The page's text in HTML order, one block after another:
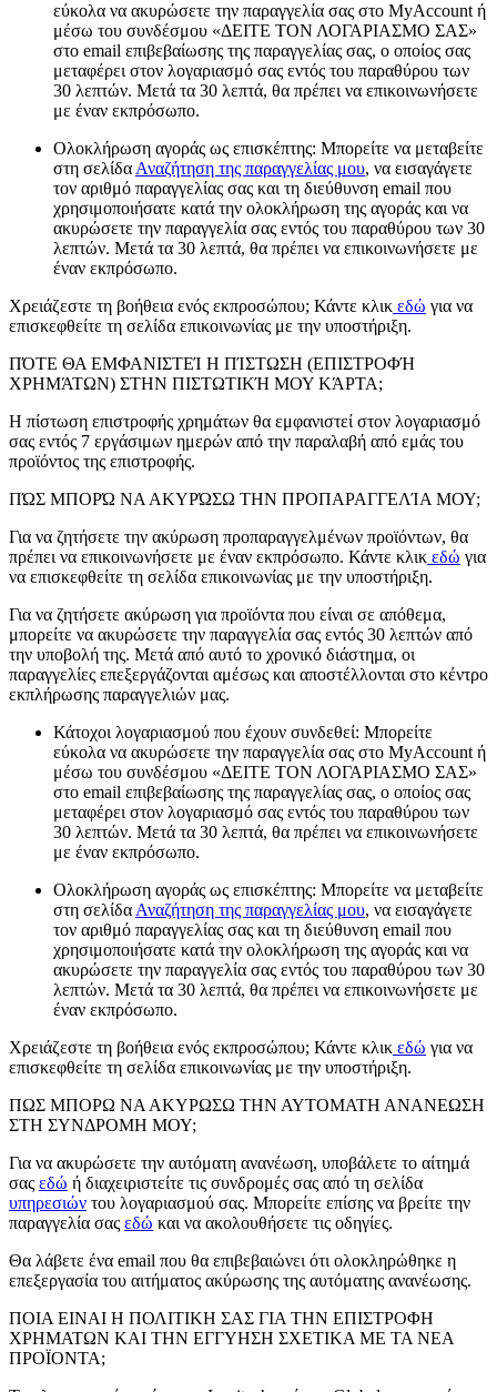
εύκολα να ακυρώσετε την παραγγελία σας στο MyAccount ή
μέσω του συνδέσμου «ΔΕΙΤΕ ΤΟΝ ΛΟΓΑΡΙΑΣΜΟ ΣΑΣ»
στο email επιβεβαίωσης της παραγγελίας σας, ο οποίος σας
μεταφέρει στον λογαριασμό σας εντός του παραθύρου των
30 λεπτών. Μετά τα 30 λεπτά, θα πρέπει να επικοινωνήσετε
με έναν εκπρόσωπο.
Ολοκλήρωση αγοράς ως επισκέπτης: Μπορείτε να μεταβείτε
στη σελίδα Αναζήτηση της παραγγελίας μου, να εισαγάγετε
τον αριθμό παραγγελίας σας και τη διεύθυνση email που
χρησιμοποιήσατε κατά την ολοκλήρωση της αγοράς και να
ακυρώσετε την παραγγελία σας εντός του παραθύρου των 30
λεπτών. Μετά τα 30 λεπτά, θα πρέπει να επικοινωνήσετε με
έναν εκπρόσωπο.
Χρειάζεστε τη βοήθεια ενός εκπροσώπου; Κάντε κλικ εδώ για να
επισκεφθείτε τη σελίδα επικοινωνίας με την υποστήριξη.
ΠΌΤΕ ΘΑ ΕΜΦΑΝΙΣΤΕΊ Η ΠΊΣΤΩΣΗ (ΕΠΙΣΤΡΟΦΉ
ΧΡΗΜΆΤΩΝ) ΣΤΗΝ ΠΙΣΤΩΤΙΚΉ ΜΟΥ ΚΆΡΤΑ;
Η πίστωση επιστροφής χρημάτων θα εμφανιστεί στον λογαριασμό
σας εντός 7 εργάσιμων ημερών από την παραλαβή από εμάς του
προϊόντος της επιστροφής.
ΠΏΣ ΜΠΟΡΏ ΝΑ ΑΚΥΡΏΣΩ ΤΗΝ ΠΡΟΠΑΡΑΓΓΕΛΊΑ ΜΟΥ;
Για να ζητήσετε την ακύρωση προπαραγγελμένων προϊόντων, θα
πρέπει να επικοινωνήσετε με έναν εκπρόσωπο. Κάντε κλικ εδώ για
να επισκεφθείτε τη σελίδα επικοινωνίας με την υποστήριξη.
Για να ζητήσετε ακύρωση για προϊόντα που είναι σε απόθεμα,
μπορείτε να ακυρώσετε την παραγγελία σας εντός 30 λεπτών από
την υποβολή της. Μετά από αυτό το χρονικό διάστημα, οι
παραγγελίες επεξεργάζονται αμέσως και αποστέλλονται στο κέντρο
εκπλήρωσης παραγγελιών μας.
Κάτοχοι λογαριασμού που έχουν συνδεθεί: Μπορείτε
εύκολα να ακυρώσετε την παραγγελία σας στο MyAccount ή
μέσω του συνδέσμου «ΔΕΙΤΕ ΤΟΝ ΛΟΓΑΡΙΑΣΜΟ ΣΑΣ»
στο email επιβεβαίωσης της παραγγελίας σας, ο οποίος σας
μεταφέρει στον λογαριασμό σας εντός του παραθύρου των
30 λεπτών. Μετά τα 30 λεπτά, θα πρέπει να επικοινωνήσετε
με έναν εκπρόσωπο.
Ολοκλήρωση αγοράς ως επισκέπτης: Μπορείτε να μεταβείτε
στη σελίδα Αναζήτηση της παραγγελίας μου, να εισαγάγετε
τον αριθμό παραγγελίας σας και τη διεύθυνση email που
χρησιμοποιήσατε κατά την ολοκλήρωση της αγοράς και να
ακυρώσετε την παραγγελία σας εντός του παραθύρου των 30
λεπτών. Μετά τα 30 λεπτά, θα πρέπει να επικοινωνήσετε με
έναν εκπρόσωπο.
Χρειάζεστε τη βοήθεια ενός εκπροσώπου; Κάντε κλικ εδώ για να
επισκεφθείτε τη σελίδα επικοινωνίας με την υποστήριξη.
ΠΩΣ ΜΠΟΡΩ ΝΑ ΑΚΥΡΩΣΩ ΤΗΝ ΑΥΤΟΜΑΤΗ ΑΝΑΝΕΩΣΗ
ΣΤΗ ΣΥΝΔΡΟΜΗ ΜΟΥ;
Για να ακυρώσετε την αυτόματη ανανέωση, υποβάλετε το αίτημά
σας εδώ ή διαχειριστείτε τις συνδρομές σας από τη σελίδα
υπηρεσιών του λογαριασμού σας. Μπορείτε επίσης να βρείτε την
παραγγελία σας εδώ και να ακολουθήσετε τις οδηγίες.
Θα λάβετε ένα email που θα επιβεβαιώνει ότι ολοκληρώθηκε η
επεξεργασία του αιτήματος ακύρωσης της αυτόματης ανανέωσης.
ΠΟΙΑ ΕΙΝΑΙ Η ΠΟΛΙΤΙΚΗ ΣΑΣ ΓΙΑ ΤΗΝ ΕΠΙΣΤΡΟΦΗ
ΧΡΗΜΑΤΩΝ ΚΑΙ ΤΗΝ ΕΓΓΥΗΣΗ ΣΧΕΤΙΚΑ ΜΕ ΤΑ ΝΕΑ
ΠΡΟΪΟΝΤΑ;